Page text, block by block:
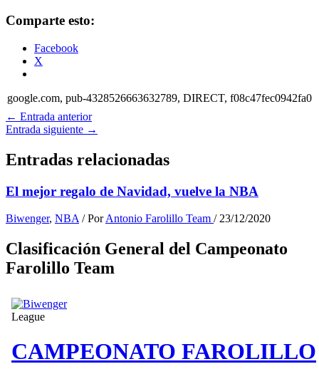
Comparte esto:
Facebook
X
google.com, pub-4328526663632789, DIRECT, f08c47fec0942fa0
← Entrada anterior
Entrada siguiente →
Entradas relacionadas
El mejor regalo de Navidad, vuelve la NBA
Biwenger, NBA / PorAntonio Farolillo Team / 23/12/2020
Clasificación General del Campeonato
Farolillo Team